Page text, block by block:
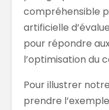
compréhensible
artificielle
pour répondre
l’optimisation du
Pour illustrer
prendre